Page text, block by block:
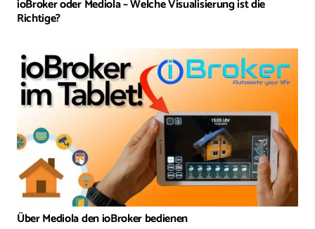
ioBroker oder Mediola – Welche Visualisierung ist die
Richtige?
Über Mediola den ioBroker bedienen